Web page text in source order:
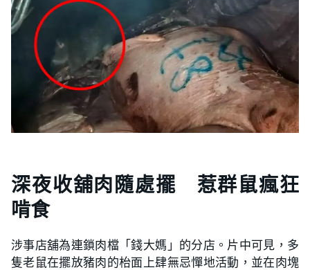
深夜收舖肉隨處擺 惹群鼠瘋狂
啃食
涉事店舖為連鎖肉檔「錢大媽」的分店。片中可見，多
隻老鼠在擺放豬肉的枱面上肆無忌憚地活動，並在肉塊